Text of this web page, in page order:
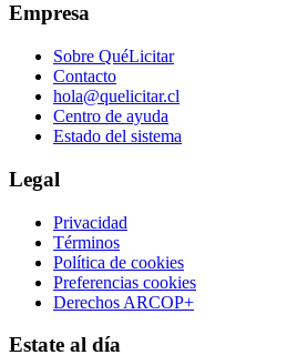
Empresa
Sobre QuéLicitar
Contacto
hola@quelicitar.cl
Centro de ayuda
Estado del sistema
Legal
Privacidad
Términos
Política de cookies
Preferencias cookies
Derechos ARCOP+
Estate al día